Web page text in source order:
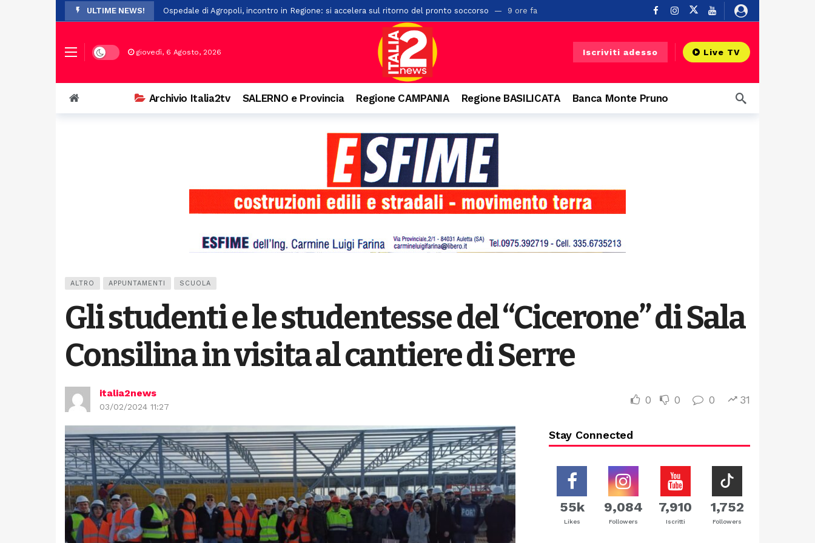
ULTIME NEWS! Ospedale di Agropoli, incontro in Regione: si accelera sul ritorno del pronto soccorso 9 ore fa
Controllo del vicinato: nuovi protocolli tra Prefettura di Salerno ed i comuni di Albanella e Altavilla Silentina
In Basilicata, arrivano 61 nuovi carabinieri: rinforzati i presidi di Potenza e Matera
San Chirico Nuovo, incendio di macchia mediterranea a Creta Rossa: in azione vigili del fuoco e mezzi aerei
Scivola nel fiume durante una gita e batte la testa. Paura per un 22enne a Felitto
Salerno, 84enne investito in via delle Calabrie: trasportato al Ruggi 10 ore fa
Unibas amplia l’offerta formativa: al via due nuove lauree su agroalimentare sostenibile e verde urbano
Dark mode giovedì, 6 Agosto, 2026 Iscriviti adesso Live TV
Archivio Italia2tv SALERNO e Provincia Regione CAMPANIA Regione BASILICATA Banca Monte Pruno
ALTRO APPUNTAMENTI SCUOLA
Gli studenti e le studentesse del “Cicerone” di Sala
Consilina in visita al cantiere di Serre
italia2news
03/02/2024 11:27
0 0 0 31
Stay Connected
55k
Likes
9,084
Followers
7,910
Iscritti
1,752
Followers